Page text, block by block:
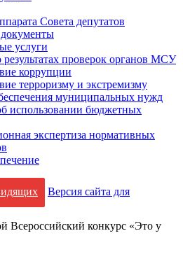
Совета депутатов
услуги
проверок органов МСУ
коррупции
терроризму и экстремизму
муниципальных нужд
использовании бюджетных
экспертиза нормативных
Версия сайта для
Всероссийский конкурс «Это у